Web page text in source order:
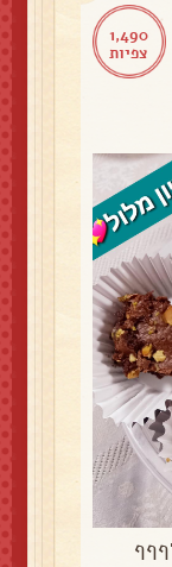
1,490
צפיות